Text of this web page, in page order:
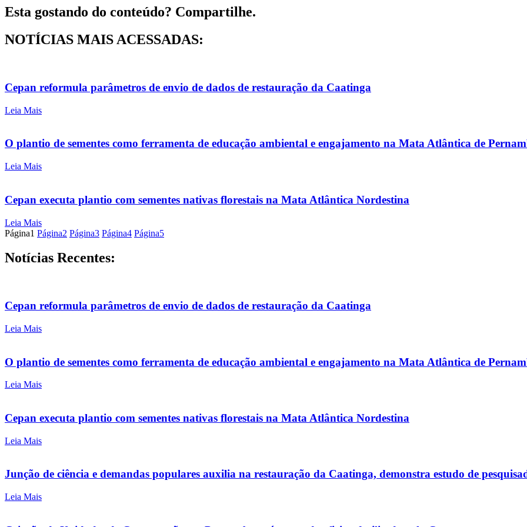
Esta gostando do conteúdo? Compartilhe.
NOTÍCIAS MAIS ACESSADAS:
Cepan reformula parâmetros de envio de dados de restauração da Caatinga
Leia Mais
O plantio de sementes como ferramenta de educação ambiental e engajamento na Mata Atlântica de
Leia Mais
Cepan executa plantio com sementes nativas florestais na Mata Atlântica Nordestina
Leia Mais
Página1 Página2 Página3 Página4 Página5
Notícias Recentes:
Cepan reformula parâmetros de envio de dados de restauração da Caatinga
Leia Mais
O plantio de sementes como ferramenta de educação ambiental e engajamento na Mata Atlântica de
Leia Mais
Cepan executa plantio com sementes nativas florestais na Mata Atlântica Nordestina
Leia Mais
Junção de ciência e demandas populares auxilia na restauração da Caatinga, demonstra estudo de
Leia Mais